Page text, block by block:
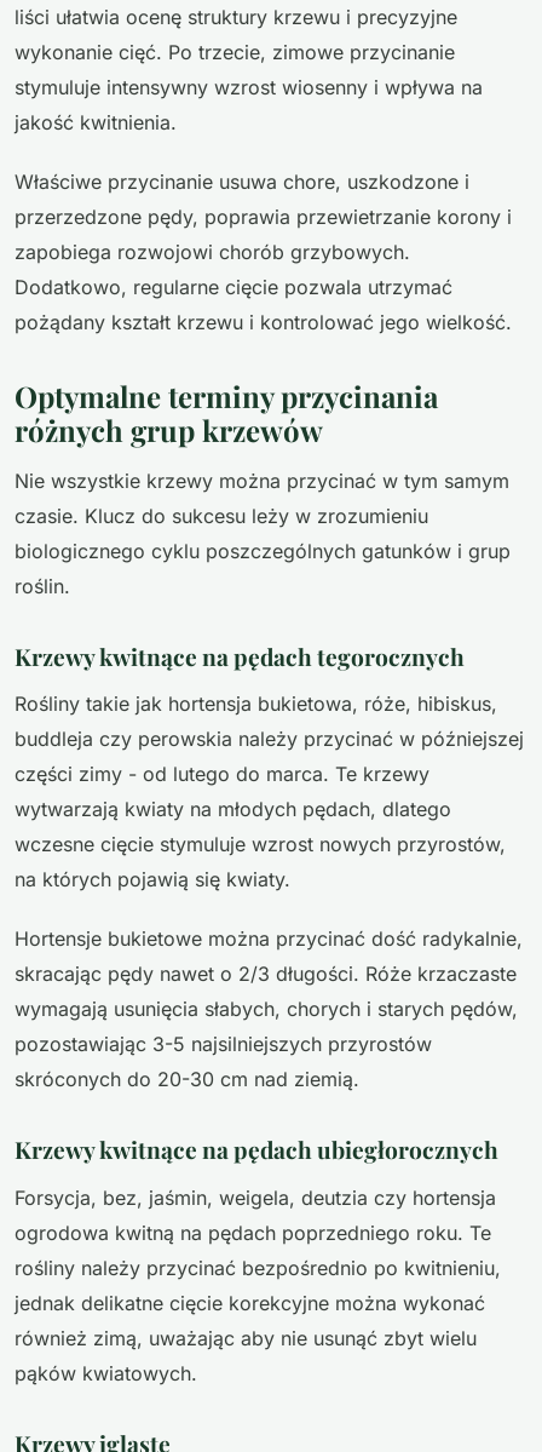
liści ułatwia ocenę struktury krzewu i precyzyjne
wykonanie cięć. Po trzecie, zimowe przycinanie
stymuluje intensywny wzrost wiosenny i wpływa na
jakość kwitnienia.
Właściwe przycinanie usuwa chore, uszkodzone i
przerzedzone pędy, poprawia przewietrzanie korony i
zapobiega rozwojowi chorób grzybowych.
Dodatkowo, regularne cięcie pozwala utrzymać
pożądany kształt krzewu i kontrolować jego wielkość.
Optymalne terminy przycinania
różnych grup krzewów
Nie wszystkie krzewy można przycinać w tym samym
czasie. Klucz do sukcesu leży w zrozumieniu
biologicznego cyklu poszczególnych gatunków i grup
roślin.
Krzewy kwitnące na pędach tegorocznych
Rośliny takie jak hortensja bukietowa, róże, hibiskus,
buddleja czy perowskia należy przycinać w późniejszej
części zimy - od lutego do marca. Te krzewy
wytwarzają kwiaty na młodych pędach, dlatego
wczesne cięcie stymuluje wzrost nowych przyrostów,
na których pojawią się kwiaty.
Hortensje bukietowe można przycinać dość radykalnie,
skracając pędy nawet o 2/3 długości. Róże krzaczaste
wymagają usunięcia słabych, chorych i starych pędów,
pozostawiając 3-5 najsilniejszych przyrostów
skróconych do 20-30 cm nad ziemią.
Krzewy kwitnące na pędach ubiegłorocznych
Forsycja, bez, jaśmin, weigela, deutzia czy hortensja
ogrodowa kwitną na pędach poprzedniego roku. Te
rośliny należy przycinać bezpośrednio po kwitnieniu,
jednak delikatne cięcie korekcyjne można wykonać
również zimą, uważając aby nie usunąć zbyt wielu
pąków kwiatowych.
Krzewy iglaste